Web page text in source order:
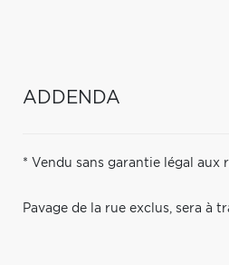
ADDENDA
* Vendu sans garantie légal aux
Pavage de la rue exclus, sera à